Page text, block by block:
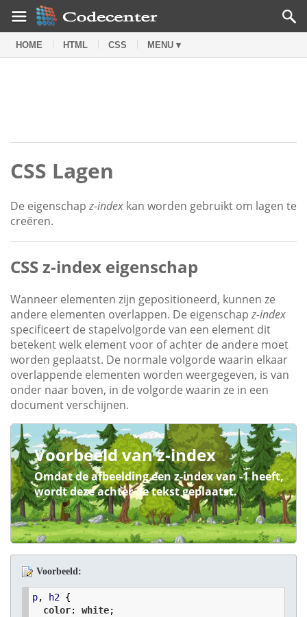
HOME HTML CSS MENU ▾
CSS Lagen
De eigenschap z-index kan worden gebruikt om lagen te
creëren.
CSS z-index eigenschap
Wanneer elementen zijn gepositioneerd, kunnen ze
andere elementen overlappen. De eigenschap z-index
specificeert de stapelvolgorde van een element dit
betekent welk element voor of achter de andere moet
worden geplaatst. De normale volgorde waarin elkaar
overlappende elementen worden weergegeven, is van
onder naar boven, in de volgorde waarin ze in een
document verschijnen.
Voorbeeld van z-index
Omdat de afbeelding een z-index van -1 heeft,
wordt deze achter de tekst geplaatst.
Voorbeeld:
p, h2 {
color: white;